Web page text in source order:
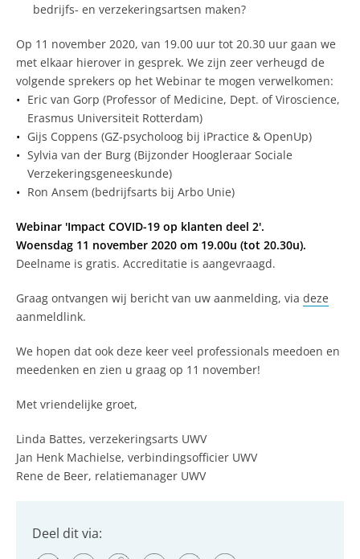
bedrijfs- en verzekeringsartsen maken?
Op 11 november 2020, van 19.00 uur tot 20.30 uur gaan we
met elkaar hierover in gesprek. We zijn zeer verheugd de
volgende sprekers op het Webinar te mogen verwelkomen:
Eric van Gorp (Professor of Medicine, Dept. of Viroscience,
Erasmus Universiteit Rotterdam)
Gijs Coppens (GZ-psycholoog bij iPractice & OpenUp)
Sylvia van der Burg (Bijzonder Hoogleraar Sociale
Verzekeringsgeneeskunde)
Ron Ansem (bedrijfsarts bij Arbo Unie)
Webinar 'Impact COVID-19 op klanten deel 2'.
Woensdag 11 november 2020 om 19.00u (tot 20.30u).
Deelname is gratis. Accreditatie is aangevraagd.
Graag ontvangen wij bericht van uw aanmelding, via deze
aanmeldlink.
We hopen dat ook deze keer veel professionals meedoen en
meedenken en zien u graag op 11 november!
Met vriendelijke groet,
Linda Battes, verzekeringsarts UWV
Jan Henk Machielse, verbindingsofficier UWV
Rene de Beer, relatiemanager UWV
Deel dit via: